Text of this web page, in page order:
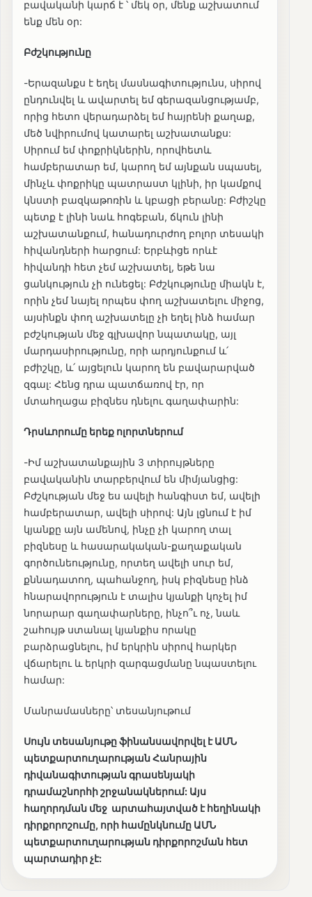
բավականի կարճ է ՝ մեկ օր, մենք աշխատում
ենք մեն օր:
Բժշկությունը
-Երազանքս է եղել մասնագիտությունս, սիրով
ընդունվել և ավարտել եմ գերազանցությամբ,
որից հետո վերադարձել եմ հայրենի քաղաք,
մեծ նվիրումով կատարել աշխատանքս:
Սիրում եմ փոքրիկներին, որովհետև
համբերատար եմ, կարող եմ այնքան սպասել,
մինչև փոքրիկը պատրաստ կլինի, իր կամքով
կնստի բազկաթոռին և կբացի բերանը: Բժիշկը
պետք է լինի նաև հոգեբան, ճկուն լինի
աշխատանքում, հանադուրժող բոլոր տեսակի
հիվանդների հարցում: Երբևիցե որևէ
հիվանդի հետ չեմ աշխատել, եթե նա
ցանկություն չի ունեցել: Բժշկությունը միակն է,
որին չեմ նայել որպես փող աշխատելու միջոց,
այսինքն փող աշխատելը չի եղել ինձ համար
բժշկության մեջ գլխավոր նպատակը, այլ
մարդասիրությունը, որի արդյունքում և՛
բժիշկը, և՛ այցելուն կարող են բավարարված
զգալ: Հենց դրա պատճառով էր, որ
մտահղացա բիզնես դնելու գաղափարին:
Դրսևորումը երեք ոլորտներում
-Իմ աշխատանքային 3 տիրույթները
բավականին տարբերվում են միմյանցից:
Բժշկության մեջ ես ավելի հանգիստ եմ, ավելի
համբերատար, ավելի սիրով: Այն լցնում է իմ
կյանքը այն ամենով, ինչը չի կարող տալ
բիզնեսը և հասարակական-քաղաքական
գործունեությունը, որտեղ ավելի սուր եմ,
քննադատող, պահանջող, իսկ բիզնեսը ինձ
հնարավորություն է տալիս կյանքի կոչել իմ
նորարար գաղափարները, ինչո՞ւ ոչ, նաև
շահույթ ստանալ կյանքիս որակը
բարձրացնելու, իմ երկրին սիրով հարկեր
վճարելու և երկրի զարգացմանը նպաստելու
համար:
Մանրամասները՝ տեսանյութում
Սույն տեսանյութը ֆինանսավորվել է ԱՄՆ
պետքարտուղարության Հանրային
դիվանագիտության գրասենյակի
դրամաշնորհի շրջանակներում: Այս
հաղորդման մեջ արտահայտված է հեղինակի
դիրքորոշումը, որի համընկնումը ԱՄՆ
պետքարտուղարության դիրքորոշման հետ
պարտադիր չէ: